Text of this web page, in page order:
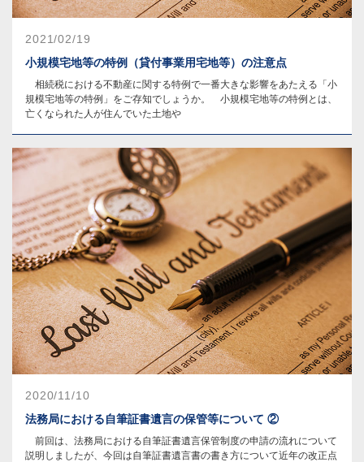
2021/02/19
小規模宅地等の特例（貸付事業用宅地等）の注意点
相続税における不動産に関する特例で一番大きな影響をあたえる「小
規模宅地等の特例」をご存知でしょうか。 小規模宅地等の特例とは、
亡くなられた人が住んでいた土地や
2020/11/10
法務局における自筆証書遺言の保管等について ②
前回は、法務局における自筆証書遺言保管制度の申請の流れについて
説明しましたが、今回は自筆証書遺言書の書き方について近年の改正点